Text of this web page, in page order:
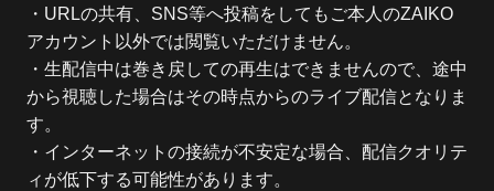
・URLの共有、SNS等へ投稿をしてもご本人のZAIKO
アカウント以外では閲覧いただけません。
・生配信中は巻き戻しての再生はできませんので、途中
から視聴した場合はその時点からのライブ配信となりま
す。
・インターネットの接続が不安定な場合、配信クオリテ
ィが低下する可能性があります。